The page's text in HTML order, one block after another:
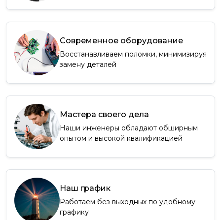
Современное оборудование
Восстанавливаем поломки, минимизируя
замену деталей
Мастера своего дела
Наши инженеры обладают обширным
опытом и высокой квалификацией
Наш график
Работаем без выходных по удобному
графику